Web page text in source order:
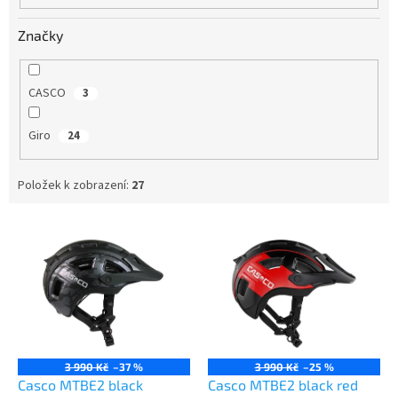
Značky
CASCO 3
Giro 24
Položek k zobrazení: 27
3 990 Kč –37 %
Casco MTBE2 black
3 990 Kč –25 %
Casco MTBE2 black red